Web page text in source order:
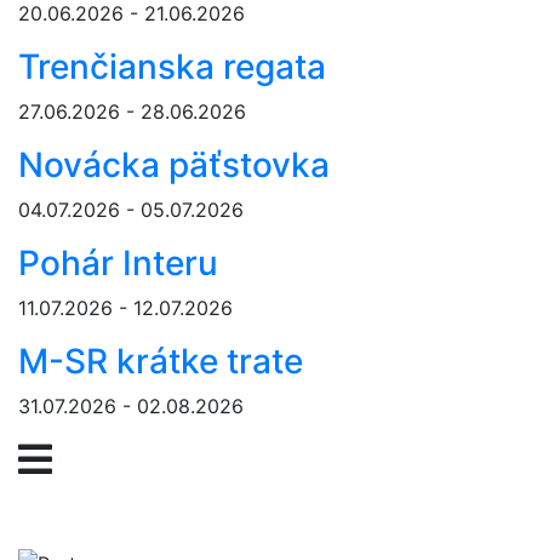
20.06.2026 - 21.06.2026
Trenčianska regata
27.06.2026 - 28.06.2026
Novácka päťstovka
04.07.2026 - 05.07.2026
Pohár Interu
11.07.2026 - 12.07.2026
M-SR krátke trate
31.07.2026 - 02.08.2026